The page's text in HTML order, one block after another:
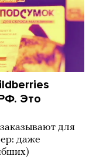
Это
для
даже